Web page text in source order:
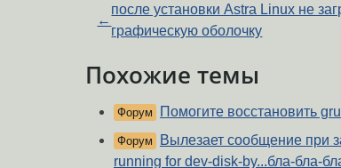
←
после установки Astra Linux не
графическую оболочку
Похожие темы
Форум Помогите восстановить
Форум
Вылезает сообщение при
running for dev-disk-by...бла-бла-